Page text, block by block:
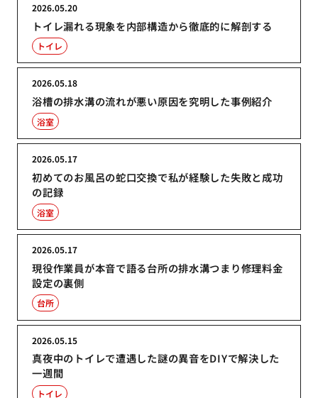
トイレ漏れる現象を内部構造から徹底的に解剖する
2026.05.20
トイレ
浴槽の排水溝の流れが悪い原因を究明した事例紹介
2026.05.18
浴室
初めてのお風呂の蛇口交換で私が経験した失敗と成功
の記録
2026.05.17
浴室
現役作業員が本音で語る台所の排水溝つまり修理料金
設定の裏側
2026.05.17
台所
真夜中のトイレで遭遇した謎の異音をDIYで解決した
一週間
2026.05.15
トイレ